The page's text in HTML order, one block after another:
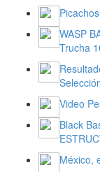
WASP
Trucha
Video
Black
México,